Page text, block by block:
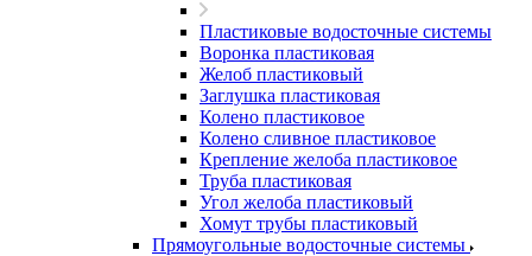
Пластиковые водосточные системы
Воронка пластиковая
Желоб пластиковый
Заглушка пластиковая
Колено пластиковое
Колено сливное пластиковое
Крепление желоба пластиковое
Труба пластиковая
Угол желоба пластиковый
Хомут трубы пластиковый
Прямоугольные водосточные системы